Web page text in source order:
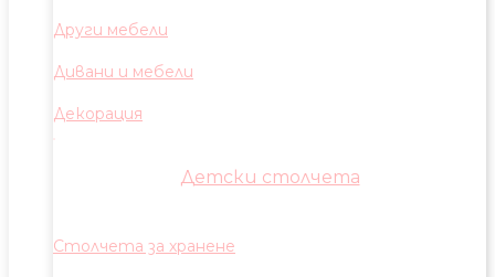
Други мебели
Дивани и мебели
Декорация
Детски столчета
Столчета за хранене